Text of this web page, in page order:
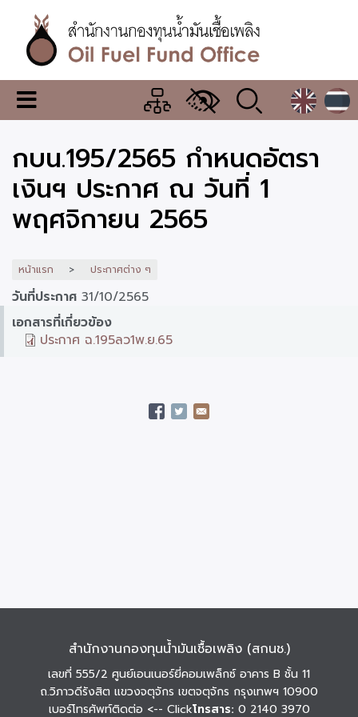
เนื้อหา
หลักสำนักงาน
กองทุน
น้ำมัน
เชื้อ
เพลิง
เมนู
เปลี่ยน
แสดง
ผล
กบน.195/2565 กำหนดอัตรา
เงินฯ ประกาศ ณ วันที่ 1
พฤศจิกายน 2565
หน้าแรก ประกาศต่าง ๆ
วันที่ประกาศ 31/10/2565
เอกสารที่เกี่ยวข้อง
ประกาศ ฉ.195ลว1พ.ย.65
สำนักงานกองทุนน้ำมันเชื้อเพลิง (สกนช.)
เลขที่ 555/2 ศูนย์เอนเนอร์ยี่คอมเพล็กซ์ อาคาร B ชั้น 11
ถ.วิภาวดีรังสิต แขวงจตุจักร เขตจตุจักร กรุงเทพฯ 10900
เบอร์โทรศัพท์ติดต่อ <-- Clickโทรสาร: 0 2140 3970